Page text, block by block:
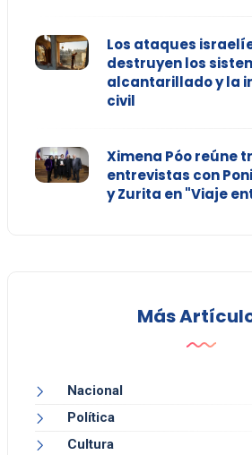
Los ataques
destruyen los
alcantarillado y la
civil
Ximena Póo reúne
entrevistas con
y Zurita en "Viaje
Más
Nacional
Política
Cultura